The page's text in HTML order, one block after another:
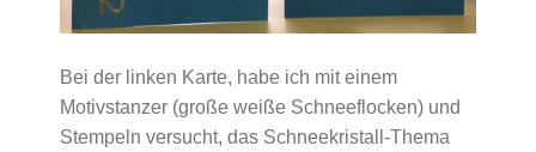
Bei der linken Karte, habe ich mit einem
Motivstanzer (große weiße Schneeflocken) und
Stempeln versucht, das Schneekristall-Thema